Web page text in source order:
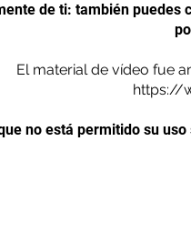
de ti: también
El material de vídeo fue
https://
no está permitido su